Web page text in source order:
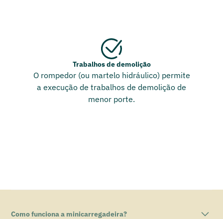
Trabalhos de demolição
O rompedor (ou martelo hidráulico) permite
a execução de trabalhos de demolição de
menor porte.
Como funciona a minicarregadeira?